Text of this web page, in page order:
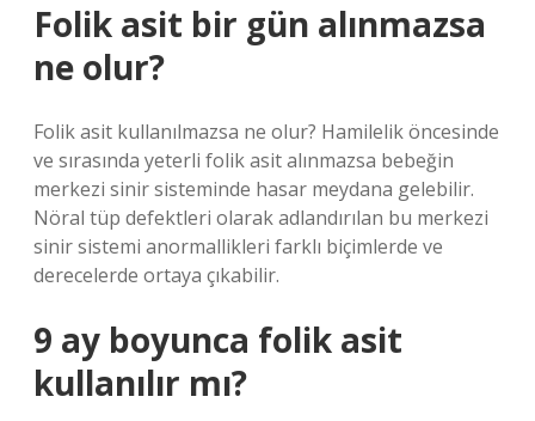
Folik asit bir gün alınmazsa
ne olur?
Folik asit kullanılmazsa ne olur? Hamilelik öncesinde
ve sırasında yeterli folik asit alınmazsa bebeğin
merkezi sinir sisteminde hasar meydana gelebilir.
Nöral tüp defektleri olarak adlandırılan bu merkezi
sinir sistemi anormallikleri farklı biçimlerde ve
derecelerde ortaya çıkabilir.
9 ay boyunca folik asit
kullanılır mı?